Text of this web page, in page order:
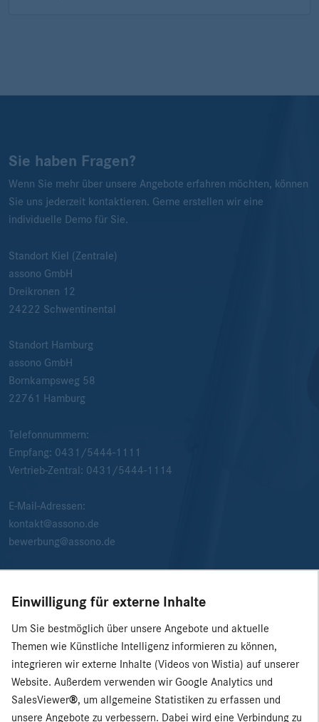
Sie haben Fragen?
Wenn Sie mehr über unsere Angebote erfahren möchten, können
Sie uns jederzeit kontaktieren. Gerne erstellen wir eine
individuelle Demo für Sie.
Standort Kiel (Zentrale)
assono GmbH
Dreikronen 12
24222 Schwentinental
Standort Hamburg
assono GmbH
Bornkampsweg 58
22761
Hamburg
Telefonnummern:
Empfang: 0431/5444-1111
Vertrieb-Zentral: 0431/5444-1114
E-Mail-Adressen:
kontakt@assono.de
bewerbung@assono.de
Einwilligung für externe Inhalte
Um Sie bestmöglich über unsere Angebote und aktuelle
Themen wie Künstliche Intelligenz informieren zu können,
integrieren wir externe Inhalte (Videos von Wistia) auf unserer
Website. Außerdem verwenden wir Google Analytics und
SalesViewer®, um allgemeine Statistiken zu erfassen und
unsere Angebote zu verbessern. Dabei wird eine Verbindung zu